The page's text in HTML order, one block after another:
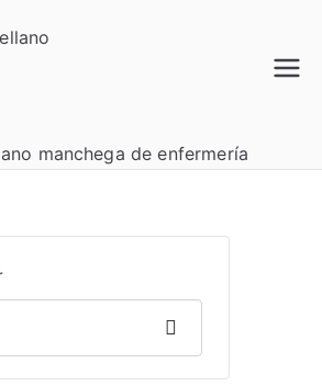
Buscar